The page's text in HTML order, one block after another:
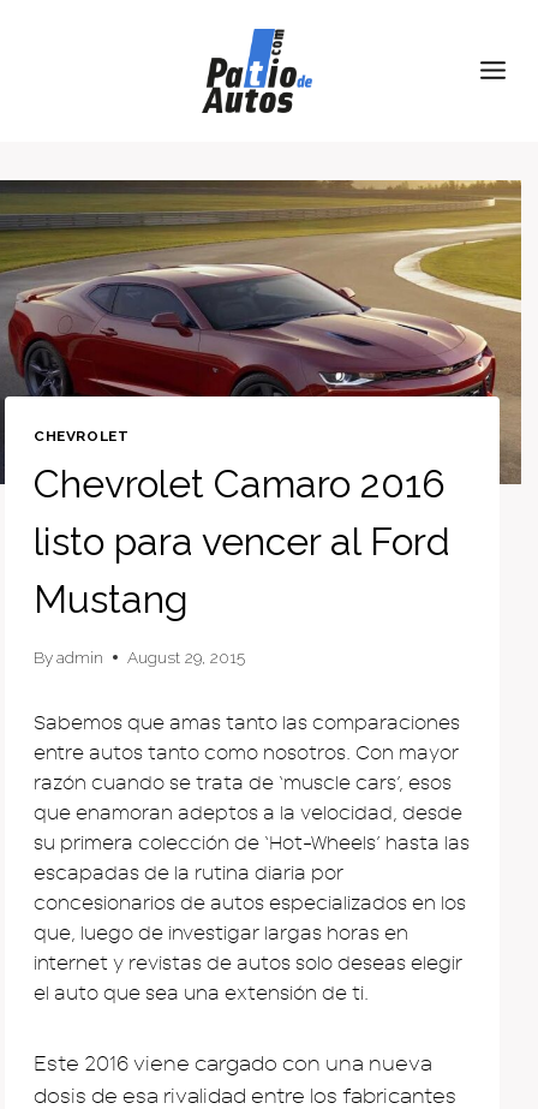
CHEVROLET
Chevrolet Camaro 2016
listo para vencer al Ford
Mustang
Byadmin August 29, 2015
Sabemos que amas tanto las comparaciones
entre autos tanto como nosotros. Con mayor
razón cuando se trata de ‘muscle cars’, esos
que enamoran adeptos a la velocidad, desde
su primera colección de ‘Hot-Wheels’ hasta las
escapadas de la rutina diaria por
concesionarios de autos especializados en los
que, luego de investigar largas horas en
internet y revistas de autos solo deseas elegir
el auto que sea una extensión de ti.
Este 2016 viene cargado con una nueva
dosis de esa rivalidad entre los fabricantes